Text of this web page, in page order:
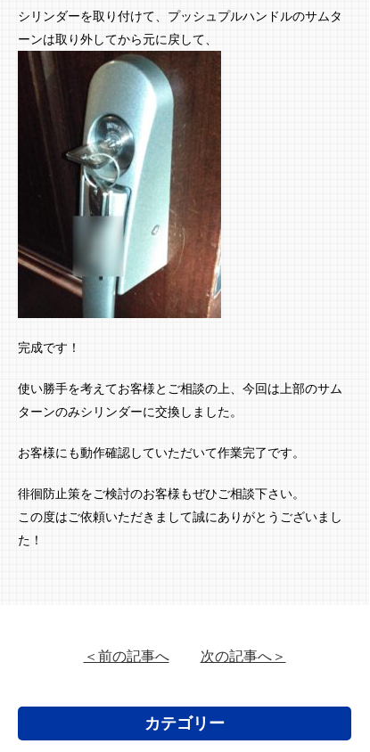
シリンダーを取り付けて、プッシュプルハンドルのサムタ
ーンは取り外してから元に戻して、
完成です！
使い勝手を考えてお客様とご相談の上、今回は上部のサム
ターンのみシリンダーに交換しました。
お客様にも動作確認していただいて作業完了です。
徘徊防止策をご検討のお客様もぜひご相談下さい。
この度はご依頼いただきまして誠にありがとうございまし
た！
＜前の記事へ 次の記事へ＞
カテゴリー